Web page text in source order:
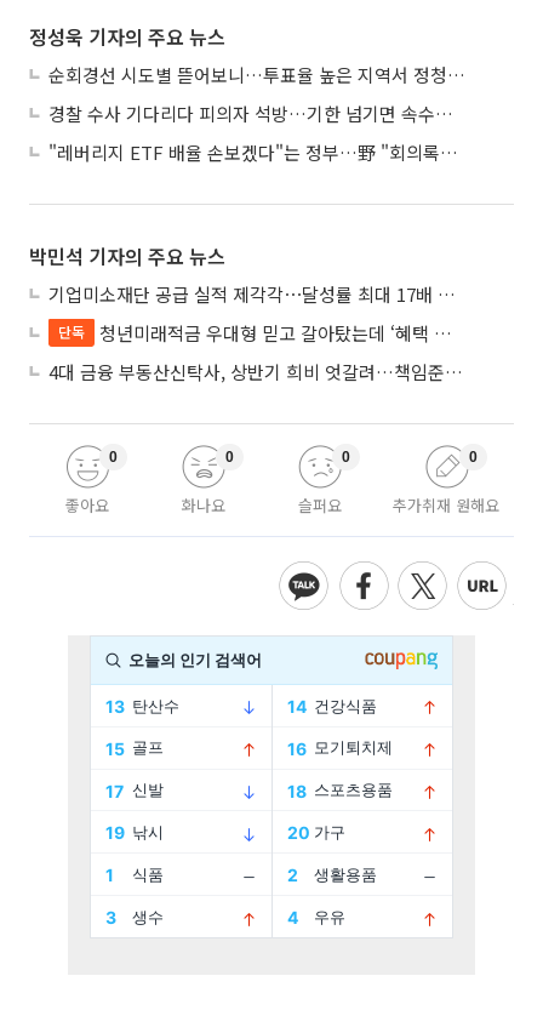
정성욱 기자의 주요 뉴스
순회경선 시도별 뜯어보니…투표율 높은 지역서 정청래 강세
경찰 수사 기다리다 피의자 석방…기한 넘기면 속수무책
"레버리지 ETF 배율 손보겠다"는 정부…野 "회의록부터 내놔야"
박민석 기자의 주요 뉴스
기업미소재단 공급 실적 제각각⋯달성률 최대 17배 차이
단독
청년미래적금 우대형 믿고 갈아탔는데 ‘혜택 반토막’…심사 오류에 가입자 혼선
4대 금융 부동산신탁사, 상반기 희비 엇갈려…책임준공 손실 반영 시점이 갈랐다
좋아요
0
화나요
0
슬퍼요
0
추가취재 원해요
0